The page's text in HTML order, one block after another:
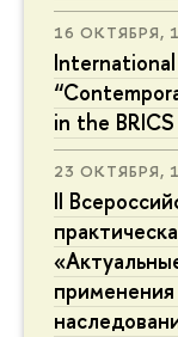
16 ОКТЯБРЯ,
in the
23 ОКТЯБРЯ,
II
применения